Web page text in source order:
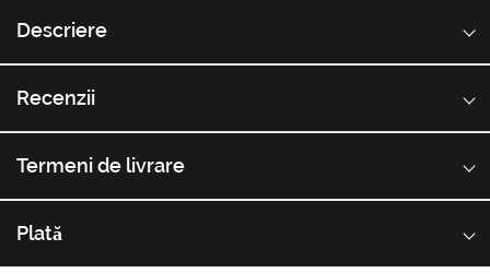
Descriere
Recenzii
Termeni de livrare
Plată